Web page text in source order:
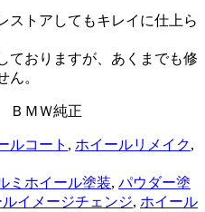
トアしてもキレイに仕上ら
おりますが、あくまでも修
ん。
ＭＷ純正
ルコート , ホイールリメイク,
ミホイール塗装, パウダー塗
イメージチェンジ, ホイール